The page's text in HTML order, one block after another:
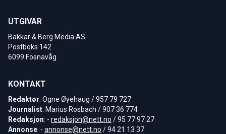
UTGIVAR
Bakkar & Berg Media AS
Postboks 142
6099 Fosnavåg
KONTAKT
Redaktør: Ogne Øyehaug / 957 79 727
Journalist: Marius Rosbach / 907 36 774
Redaksjon: - redaksjon@nett.no / 95 77 97 27
Annonse: - annonse@nett.no / 94 21 13 37